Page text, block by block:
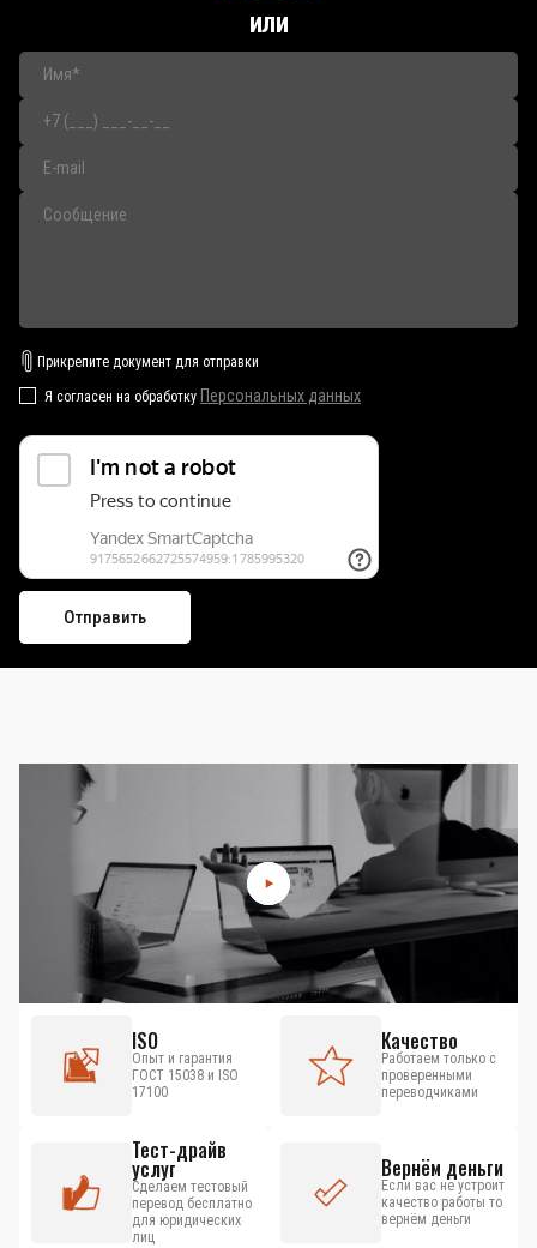
или
Прикрепите документ для отправки
Я согласен на обработку Персональных данных
ISO
Опыт и гарантия
ГОСТ 15038 и ISO
17100
Качество
Работаем только с
проверенными
переводчиками
Тест-драйв
услуг
Сделаем тестовый
перевод бесплатно
для юридических
лиц
Вернём деньги
Если вас не устроит
качество работы то
вернём деньги